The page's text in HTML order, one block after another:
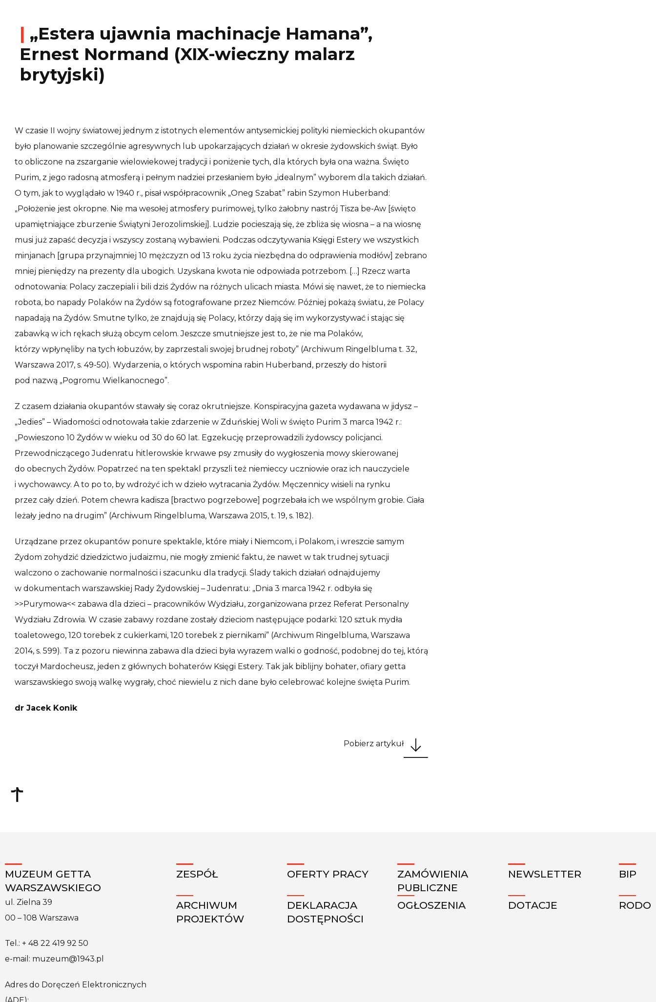
| „Estera ujawnia machinacje Hamana”,
Ernest Normand (XIX-wieczny malarz
brytyjski)
W czasie II wojny światowej jednym z istotnych elementów antysemickiej polityki niemieckich okupantów
było planowanie szczególnie agresywnych lub upokarzających działań w okresie żydowskich świąt. Było
to obliczone na zszarganie wielowiekowej tradycji i poniżenie tych, dla których była ona ważna. Święto
Purim, z jego radosną atmosferą i pełnym nadziei przesłaniem było „idealnym” wyborem dla takich działań.
O tym, jak to wyglądało w 1940 r., pisał współpracownik „Oneg Szabat” rabin Szymon Huberband:
„Położenie jest okropne. Nie ma wesołej atmosfery purimowej, tylko żałobny nastrój Tisza be-Aw [święto
upamiętniające zburzenie Świątyni Jerozolimskiej]. Ludzie pocieszają się, że zbliża się wiosna – a na wiosnę
musi już zapaść decyzja i wszyscy zostaną wybawieni. Podczas odczytywania Księgi Estery we wszystkich
minjanach [grupa przynajmniej 10 mężczyzn od 13 roku życia niezbędna do odprawienia modłów] zebrano
mniej pieniędzy na prezenty dla ubogich. Uzyskana kwota nie odpowiada potrzebom. […] Rzecz warta
odnotowania: Polacy zaczepiali i bili dziś Żydów na różnych ulicach miasta. Mówi się nawet, że to niemiecka
robota, bo napady Polaków na Żydów są fotografowane przez Niemców. Później pokażą światu, że Polacy
napadają na Żydów. Smutne tylko, że znajdują się Polacy, którzy dają się im wykorzystywać i stając się
zabawką w ich rękach służą obcym celom. Jeszcze smutniejsze jest to, że nie ma Polaków,
którzy wpłynęliby na tych łobuzów, by zaprzestali swojej brudnej roboty” (Archiwum Ringelbluma t. 32,
Warszawa 2017, s. 49-50). Wydarzenia, o których wspomina rabin Huberband, przeszły do historii
pod nazwą „Pogromu Wielkanocnego”.
Z czasem działania okupantów stawały się coraz okrutniejsze. Konspiracyjna gazeta wydawana w jidysz –
„Jedies” – Wiadomości odnotowała takie zdarzenie w Zduńskiej Woli w święto Purim 3 marca 1942 r.:
„Powieszono 10 Żydów w wieku od 30 do 60 lat. Egzekucję przeprowadzili żydowscy policjanci.
Przewodniczącego Judenratu hitlerowskie krwawe psy zmusiły do wygłoszenia mowy skierowanej
do obecnych Żydów. Popatrzeć na ten spektakl przyszli też niemieccy uczniowie oraz ich nauczyciele
i wychowawcy. A to po to, by wdrożyć ich w dzieło wytracania Żydów. Męczennicy wisieli na rynku
przez cały dzień. Potem chewra kadisza [bractwo pogrzebowe] pogrzebała ich we wspólnym grobie. Ciała
leżały jedno na drugim” (Archiwum Ringelbluma, Warszawa 2015, t. 19, s. 182).
Urządzane przez okupantów ponure spektakle, które miały i Niemcom, i Polakom, i wreszcie samym
Żydom zohydzić dziedzictwo judaizmu, nie mogły zmienić faktu, że nawet w tak trudnej sytuacji
walczono o zachowanie normalności i szacunku dla tradycji. Ślady takich działań odnajdujemy
w dokumentach warszawskiej Rady Żydowskiej – Judenratu: „Dnia 3 marca 1942 r. odbyła się
>>Purymowa<< zabawa dla dzieci – pracowników Wydziału, zorganizowana przez Referat Personalny
Wydziału Zdrowia. W czasie zabawy rozdane zostały dzieciom następujące podarki: 120 sztuk mydła
toaletowego, 120 torebek z cukierkami, 120 torebek z piernikami” (Archiwum Ringelbluma, Warszawa
2014, s. 599). Ta z pozoru niewinna zabawa dla dzieci była wyrazem walki o godność, podobnej do tej, którą
toczył Mardocheusz, jeden z głównych bohaterów Księgi Estery. Tak jak biblijny bohater, ofiary getta
warszawskiego swoją walkę wygrały, choć niewielu z nich dane było celebrować kolejne święta Purim.
dr Jacek Konik
Pobierz artykuł
MUZEUM GETTA
WARSZAWSKIEGO
ul. Zielna 39
00 – 108 Warszawa
Tel.: + 48 22 419 92 50
e-mail: muzeum@1943.pl
Adres do Doręczeń Elektronicznych
ZESPÓŁ
ARCHIWUM
PROJEKTÓW
OFERTY PRACY
DEKLARACJA
DOSTĘPNOŚCI
ZAMÓWIENIA
PUBLICZNE
OGŁOSZENIA
NEWSLETTER
DOTACJE
BIP
RODO